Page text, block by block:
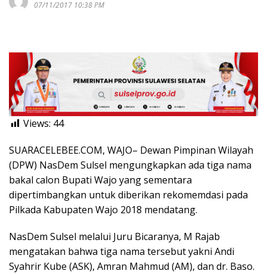
07/11/2017 10:38 PM
Views: 44
SUARACELEBEE.COM, WAJO– Dewan Pimpinan Wilayah
(DPW) NasDem Sulsel mengungkapkan ada tiga nama
bakal calon Bupati Wajo yang sementara
dipertimbangkan untuk diberikan rekomemdasi pada
Pilkada Kabupaten Wajo 2018 mendatang.
NasDem Sulsel melalui Juru Bicaranya, M Rajab
mengatakan bahwa tiga nama tersebut yakni Andi
Syahrir Kube (ASK), Amran Mahmud (AM), dan dr. Baso.